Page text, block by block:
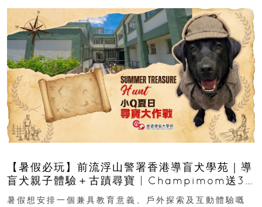
【暑假必玩】前流浮山警署香港導盲犬學苑｜導
盲犬親子體驗＋古蹟尋寶 | Champimom送3
組免費名額
暑假想安排一個兼具教育意義、戶外探索及互動體驗嘅